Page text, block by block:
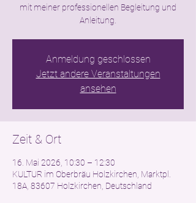
mit meiner professionellen Begleitung und
Anleitung.
Anmeldung geschlossen
Jetzt andere Veranstaltungen
ansehen
Zeit & Ort
16. Mai 2026, 10:30 – 12:30
KULTUR im Oberbräu Holzkirchen, Marktpl.
18A, 83607 Holzkirchen, Deutschland